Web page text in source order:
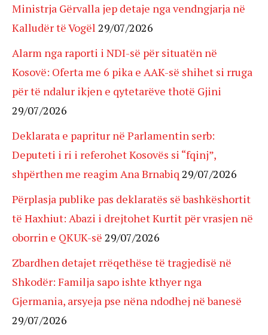
Ministrja Gërvalla jep detaje nga vendngjarja në
Kalludër të Vogël 29/07/2026
Alarm nga raporti i NDI-së për situatën në
Kosovë: Oferta me 6 pika e AAK-së shihet si rruga
për të ndalur ikjen e qytetarëve thotë Gjini
29/07/2026
Deklarata e papritur në Parlamentin serb:
Deputeti i ri i referohet Kosovës si “fqinj”,
shpërthen me reagim Ana Brnabiq 29/07/2026
Përplasja publike pas deklaratës së bashkëshortit
të Haxhiut: Abazi i drejtohet Kurtit për vrasjen në
oborrin e QKUK-së 29/07/2026
Zbardhen detajet rrëqethëse të tragjedisë në
Shkodër: Familja sapo ishte kthyer nga
Gjermania, arsyeja pse nëna ndodhej në banesë
29/07/2026